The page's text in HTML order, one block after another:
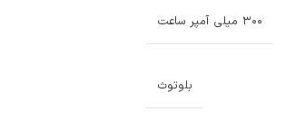
۳۰۰ میلی آمپر ساعت
بلوتوث